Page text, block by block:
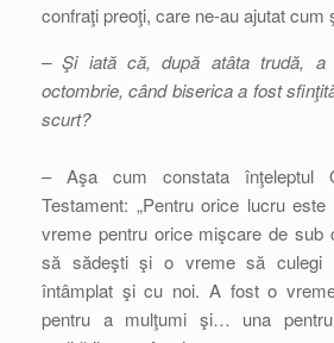
confraţi preoţi, care ne-au ajutat cum
– Şi iată că, după atâta trudă, a
octombrie, când biserica a fost
scurt?
– Aşa cum constata înţeleptul
Testament: „Pentru orice lucru
vreme pentru orice mişcare de
să sădeşti şi o vreme să
întâmplat şi cu noi. A fost o
pentru a mulţumi şi… una